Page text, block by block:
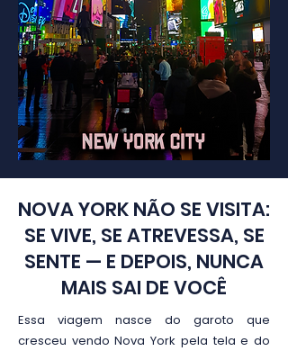
NOVA YORK NÃO SE VISITA:
SE VIVE, SE ATREVESSA, SE
SENTE — E DEPOIS, NUNCA
MAIS SAI DE VOCÊ
Essa viagem nasce do garoto que
cresceu vendo Nova York pela tela e do